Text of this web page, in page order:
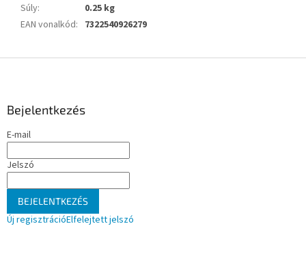
Súly:
0.25 kg
EAN vonalkód: 7322540926279
Bejelentkezés
E-mail
Jelszó
BEJELENTKEZÉS
Új regisztrációElfelejtett jelszó